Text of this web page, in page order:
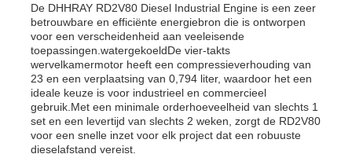
De DHHRAY RD2V80 Diesel Industrial Engine is een zeer
betrouwbare en efficiënte energiebron die is ontworpen
voor een verscheidenheid aan veeleisende
toepassingen.watergekoeldDe vier-takts
wervelkamermotor heeft een compressieverhouding van
23 en een verplaatsing van 0,794 liter, waardoor het een
ideale keuze is voor industrieel en commercieel
gebruik.Met een minimale orderhoeveelheid van slechts 1
set en een levertijd van slechts 2 weken, zorgt de RD2V80
voor een snelle inzet voor elk project dat een robuuste
dieselafstand vereist.